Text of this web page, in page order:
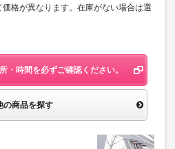
格が異なります。在庫がない場合は選
・時間を必ずご確認ください。
の商品を探す